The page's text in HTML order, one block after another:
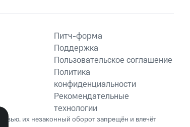
Питч-форма
Поддержка
Пользовательское соглашение
Политика
конфиденциальности
Рекомендательные
технологии
их незаконный оборот запрещён и влечёт